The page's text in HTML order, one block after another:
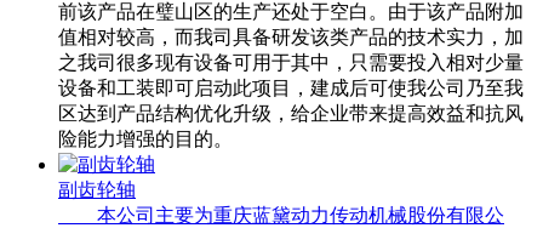
前该产品在璧山区的生产还处于空白。由于该产品附加
值相对较高，而我司具备研发该类产品的技术实力，加
之我司很多现有设备可用于其中，只需要投入相对少量
设备和工装即可启动此项目，建成后可使我公司乃至我
区达到产品结构优化升级，给企业带来提高效益和抗风
险能力增强的目的。
副齿轮轴
本公司主要为重庆蓝黛动力传动机械股份有限公